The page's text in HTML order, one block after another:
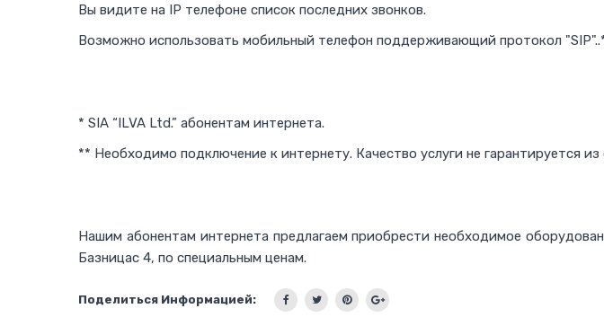
Вы видите на IP телефоне список последних звонков.
Возможно использовать мобильный телефон поддерживающий протокол
* SIA “ILVA Ltd.” абонентам интернета.
** Необходимо подключение к интернету. Качество услуги не гарантируется
Нашим абонентам интернета предлагаем приобрести необходимое
Базницас 4, по специальным ценам.
Поделиться Информацией: